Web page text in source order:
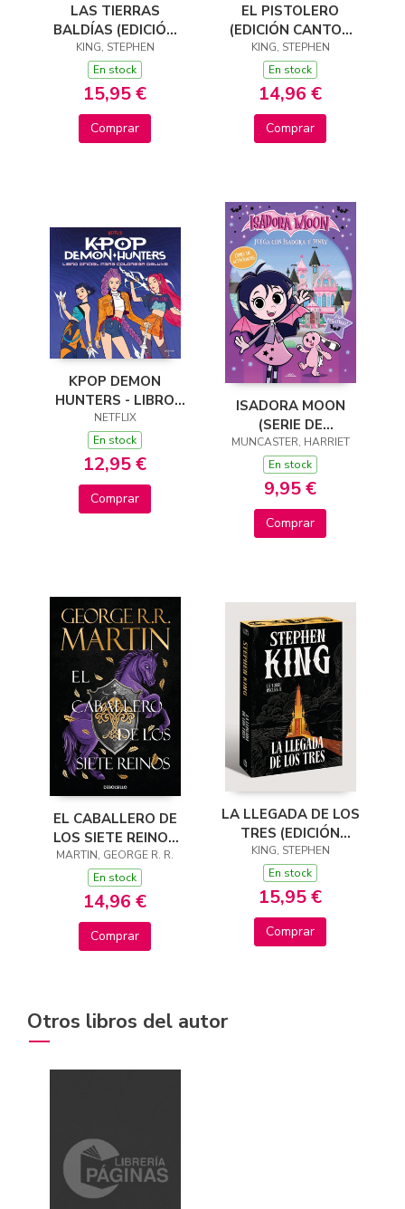
LAS TIERRAS
BALDÍAS (EDICIÓN
CANTOS TINTADOS)
(LA TORRE OSCURA
3)
KING, STEPHEN
En stock
15,95 €
Comprar
EL PISTOLERO
(EDICIÓN CANTOS
TINTADOS) (LA
TORRE OSCURA 1)
KING, STEPHEN
En stock
14,96 €
Comprar
KPOP DEMON
HUNTERS - LIBRO
OFICIAL PARA
COLOREAR DELUXE
NETFLIX
En stock
12,95 €
Comprar
ISADORA MOON
(SERIE DE
TELEVISIÓN) - JUEGA
CON ISADORA Y
PINKY
MUNCASTER, HARRIET
En stock
9,95 €
Comprar
EL CABALLERO DE
LOS SIETE REINOS
(CANCIÓN DE HIELO
Y FUEGO)
MARTIN, GEORGE R. R.
En stock
14,96 €
Comprar
LA LLEGADA DE LOS
TRES (EDICIÓN
CANTOS TINTADOS)
(LA TORRE OSCURA
2)
KING, STEPHEN
En stock
15,95 €
Comprar
Otros libros del autor